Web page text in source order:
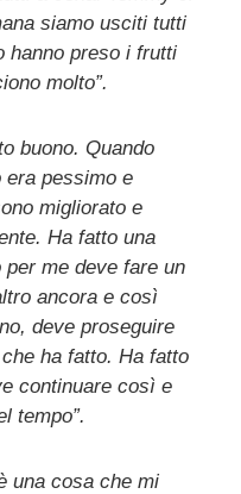
siamo usciti tutti
hanno preso i frutti
molto”.
buono. Quando
pessimo e
migliorato e
Ha fatto una
me deve fare un
ancora e così
deve proseguire
ha fatto. Ha fatto
continuare così e
tempo”.
una cosa che mi